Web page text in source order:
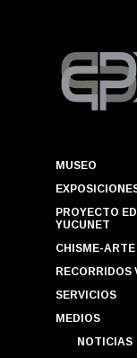
MUSEO
PROYECTO
YUCUNET
CHISME-
RECORRIDOS
SERVICIOS
MEDIOS
NOTICIAS